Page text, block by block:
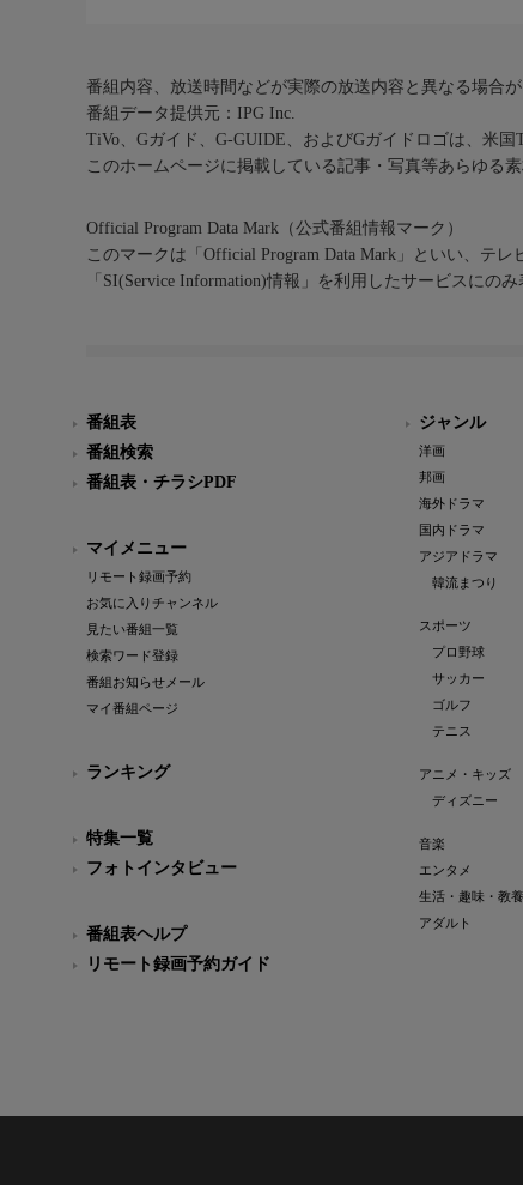
番組内容、放送時間などが実際の放送内容と異なる場合が
番組データ提供元：IPG Inc.
TiVo、Gガイド、G-GUIDE、およびGガイドロゴは、米
このホームページに掲載している記事・写真等あらゆる
Official Program Data Mark（公式番組情報マーク）
このマークは「Official Program Data Mark」といい、テレ
「SI(Service Information)情報」を利用したサービスにの
番組表
番組検索
番組表・チラシPDF
マイメニュー
リモート録画予約
お気に入りチャンネル
見たい番組一覧
検索ワード登録
番組お知らせメール
マイ番組ページ
ランキング
特集一覧
フォトインタビュー
番組表ヘルプ
リモート録画予約ガイド
ジャンル
洋画
邦画
海外ドラマ
国内ドラマ
アジアドラマ
韓流まつり
スポーツ
プロ野球
サッカー
ゴルフ
テニス
アニメ・キッズ
ディズニー
音楽
エンタメ
生活・趣味・教養
アダルト